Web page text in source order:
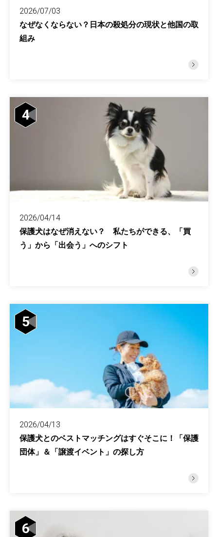
2026/07/03
なぜなくならない？日本の殺処分の現状と他国の取
組み
4
2026/04/14
保護犬はなぜ消えない？ 私たちができる、「買
う」から「出会う」へのシフト
5
2026/04/13
保護犬とのベストマッチングはすぐそこに！「保護
団体」＆「譲渡イベント」の探し方
6